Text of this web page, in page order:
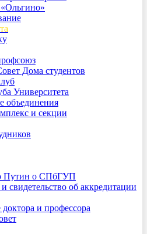
Дома студентов
Университета
объединения
и секции
Путин о СПбГУП
свидетельство об аккредитации
и профессора